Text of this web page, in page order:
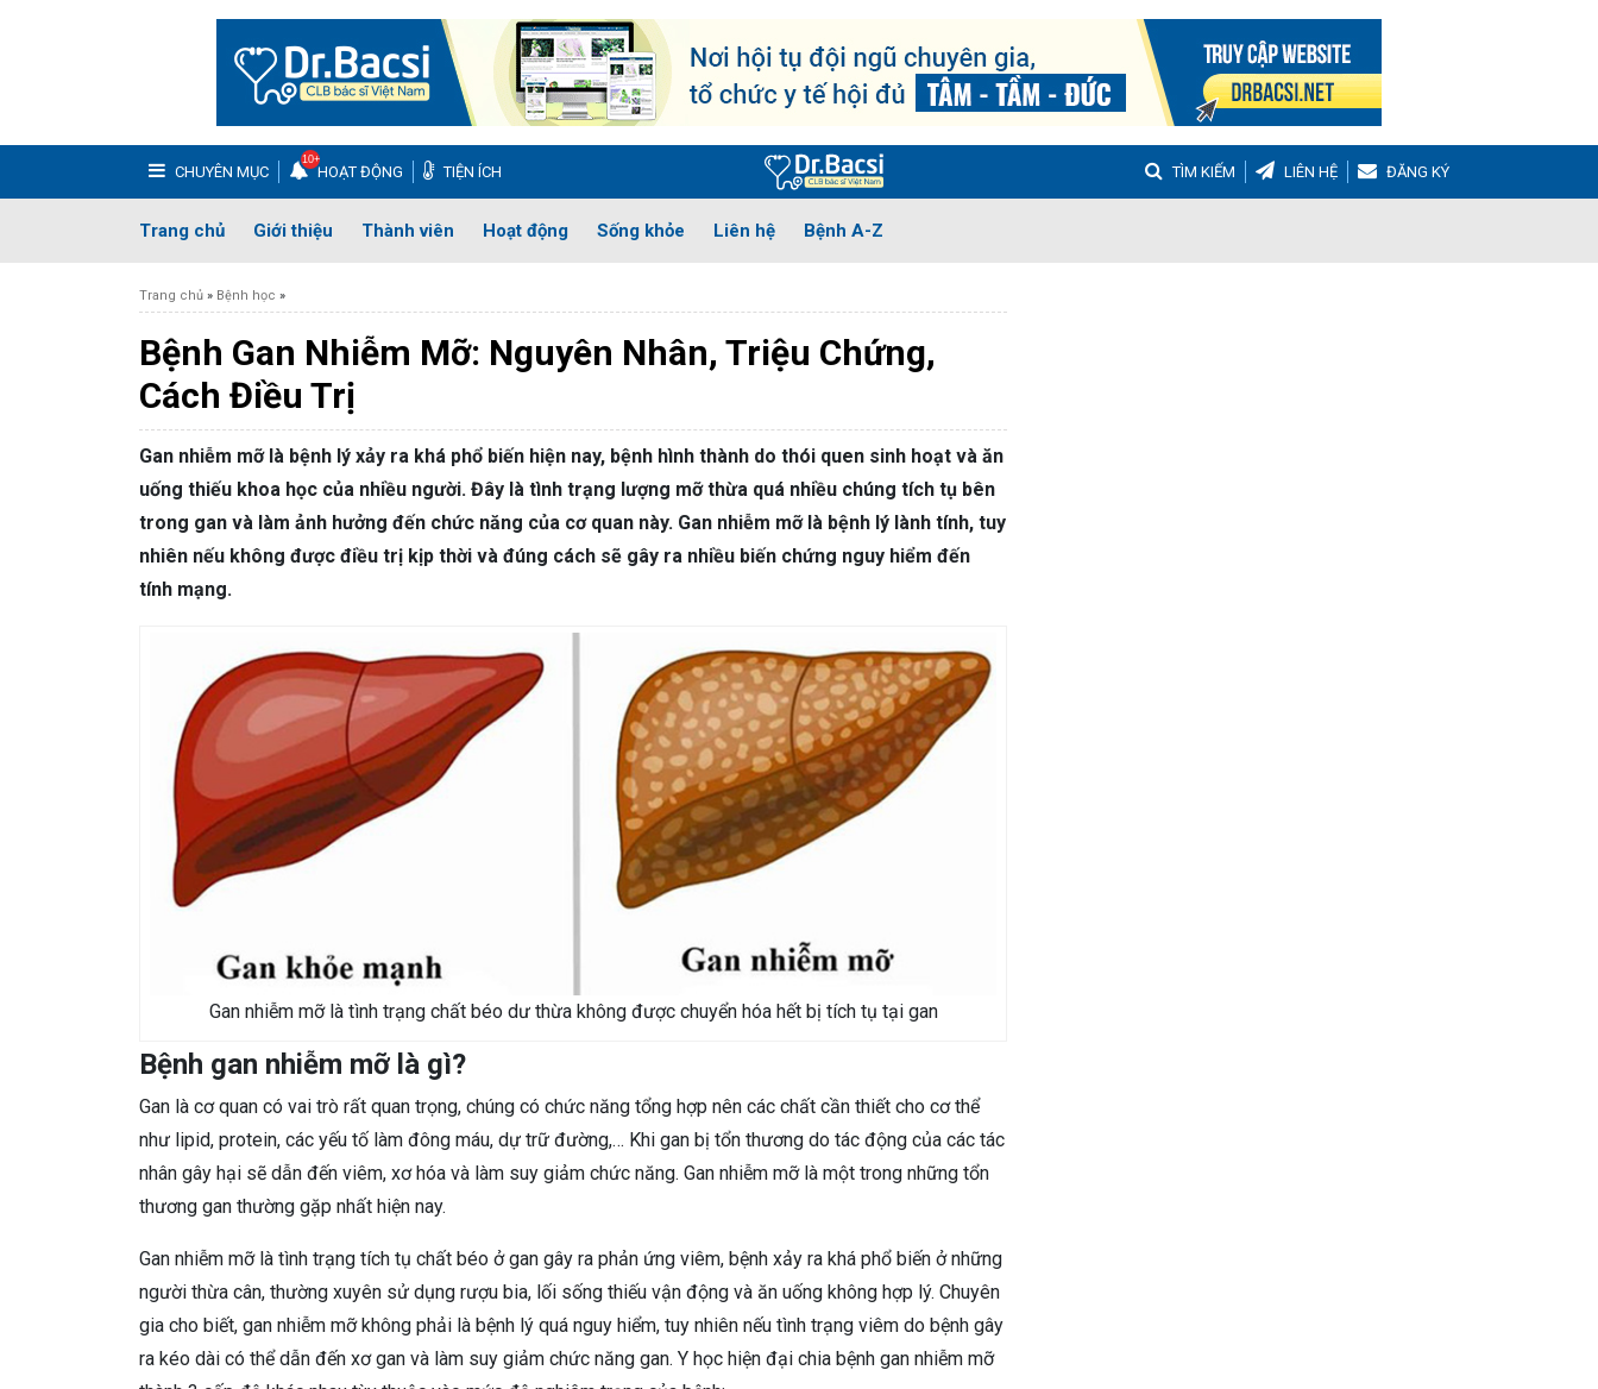
CHUYÊN MỤC HOẠT ĐỘNG TIỆN ÍCH TÌM KIẾM LIÊN HỆ ĐĂNG KÝ
Trang chủ Giới thiệu Thành viên Hoạt động Sống khỏe Liên hệ Bệnh A-Z
BỆNH DA LIỄU Bệnh Vẩy Nến Mề Đay Mẩn Ngứa Tổ đỉa Viêm Da Cơ Địa
SỨC KHỎE GIỚI TÍNH
TAI – MŨI – HỌNG Viêm Xoang Viêm mũi dị ứng Viêm họng Viêm amidan Viêm phế quản
TIÊU HÓA Bệnh trĩ Đau dạ dày Viêm đại tràng Vi khuẩn HP Trào ngược dạ dày
DA LIỄU THẨM MỸ Mụn trứng cá Nám da Rụng Tóc Bạc Tóc
NHA KHOA
Trang chủ » Bệnh học »
Bệnh Gan Nhiễm Mỡ: Nguyên Nhân, Triệu Chứng,
Cách Điều Trị
Gan nhiễm mỡ là bệnh lý xảy ra khá phổ biến hiện nay, bệnh hình thành do thói quen sinh hoạt và ăn
uống thiếu khoa học của nhiều người. Đây là tình trạng lượng mỡ thừa quá nhiều chúng tích tụ bên
trong gan và làm ảnh hưởng đến chức năng của cơ quan này. Gan nhiễm mỡ là bệnh lý lành tính, tuy
nhiên nếu không được điều trị kịp thời và đúng cách sẽ gây ra nhiều biến chứng nguy hiểm đến
tính mạng.
Gan nhiễm mỡ là tình trạng chất béo dư thừa không được chuyển hóa hết bị tích tụ tại gan
Bệnh gan nhiễm mỡ là gì?
Gan là cơ quan có vai trò rất quan trọng, chúng có chức năng tổng hợp nên các chất cần thiết cho cơ thể
như lipid, protein, các yếu tố làm đông máu, dự trữ đường,… Khi gan bị tổn thương do tác động của các tác
nhân gây hại sẽ dẫn đến viêm, xơ hóa và làm suy giảm chức năng. Gan nhiễm mỡ là một trong những tổn
thương gan thường gặp nhất hiện nay.
Gan nhiễm mỡ là tình trạng tích tụ chất béo ở gan gây ra phản ứng viêm, bệnh xảy ra khá phổ biến ở những
người thừa cân, thường xuyên sử dụng rượu bia, lối sống thiếu vận động và ăn uống không hợp lý. Chuyên
gia cho biết, gan nhiễm mỡ không phải là bệnh lý quá nguy hiểm, tuy nhiên nếu tình trạng viêm do bệnh gây
ra kéo dài có thể dẫn đến xơ gan và làm suy giảm chức năng gan. Y học hiện đại chia bệnh gan nhiễm mỡ